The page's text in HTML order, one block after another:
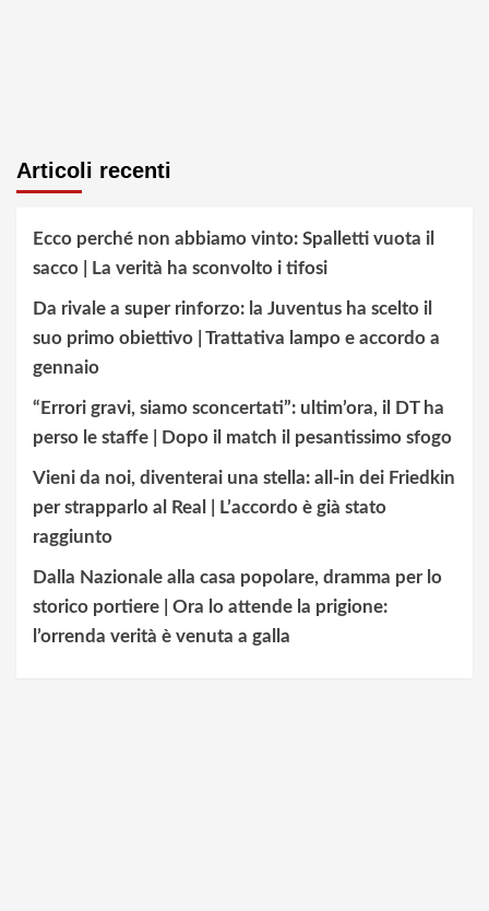
Articoli recenti
Ecco perché non abbiamo vinto: Spalletti vuota il
sacco | La verità ha sconvolto i tifosi
Da rivale a super rinforzo: la Juventus ha scelto il
suo primo obiettivo | Trattativa lampo e accordo a
gennaio
“Errori gravi, siamo sconcertati”: ultim’ora, il DT ha
perso le staffe | Dopo il match il pesantissimo sfogo
Vieni da noi, diventerai una stella: all-in dei Friedkin
per strapparlo al Real | L’accordo è già stato
raggiunto
Dalla Nazionale alla casa popolare, dramma per lo
storico portiere | Ora lo attende la prigione:
l’orrenda verità è venuta a galla